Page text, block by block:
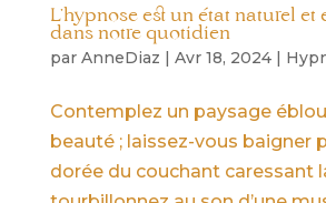
L’hypnose est un état naturel et
dans notre quotidien
par AnneDiaz | Avr 18, 2024|
Contemplez un paysage
beauté ; laissez-vous baigner
dorée du couchant caressant